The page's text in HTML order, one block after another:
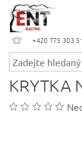
+420 775 303
KRYTKA